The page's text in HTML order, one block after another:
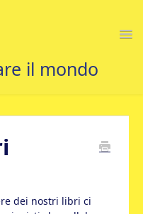
dei nostri libri ci